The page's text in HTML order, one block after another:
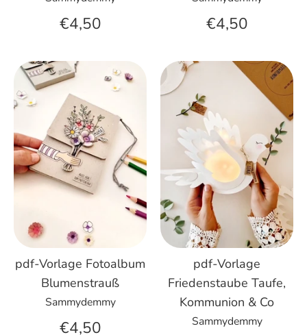
€4,50 €4,50
pdf-Vorlage Fotoalbum
Blumenstrauß
Sammydemmy
€4,50
pdf-Vorlage
Friedenstaube Taufe,
Kommunion & Co
Sammydemmy